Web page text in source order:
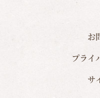
お
プライ
サ